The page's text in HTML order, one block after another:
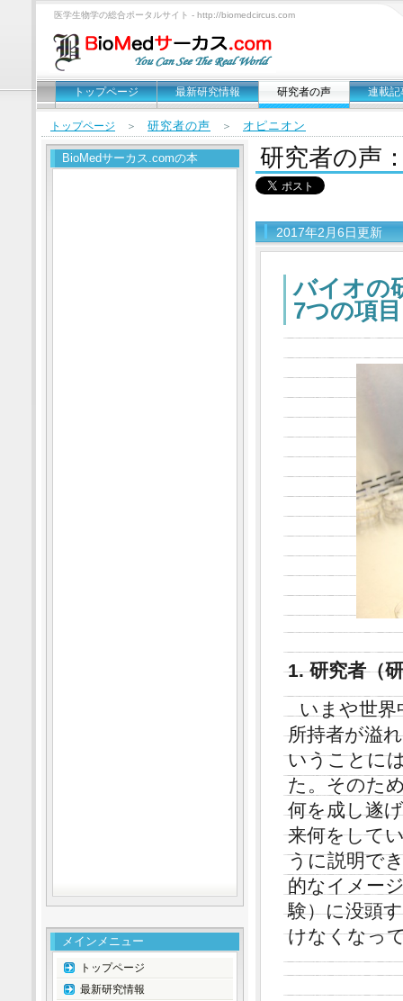
医学生物学の総合ポータルサイト - http://biomedcircus.com
トップページ 最新研究情報 研究者の声 連載記
トップページ ＞ 研究者の声 ＞ オピニオン
研究者の声
2017年2月6日更新
バイオの
7つの項目
1. 研究者（
いまや世界
所持者が溢
いうことに
た。そのた
何を成し遂
来何をして
うに説明で
的なイメー
験）に没頭
けなくなっ
BioMedサーカス.comの本
メインメニュー
トップページ
最新研究情報